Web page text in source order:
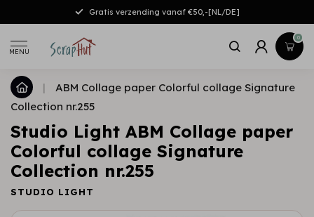
Gratis verzending vanaf €50,-[NL/DE]
MENU
0
|
ABM Collage paper Colorful collage Signature
Collection nr.255
Studio Light ABM Collage paper
Colorful collage Signature
Collection nr.255
STUDIO LIGHT